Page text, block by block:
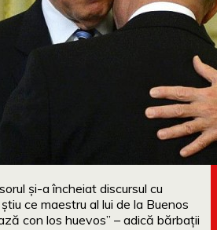
și-a încheiat discursul cu
ce maestru al lui de la Buenos
con los huevos” – adică bărbații